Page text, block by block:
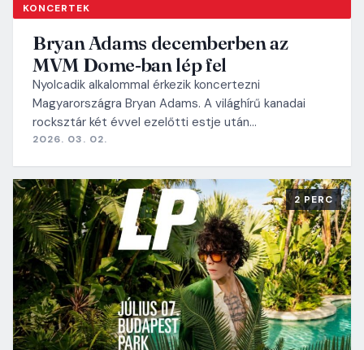
KONCERTEK
Bryan Adams decemberben az
MVM Dome-ban lép fel
Nyolcadik alkalommal érkezik koncertezni
Magyarországra Bryan Adams. A világhírű kanadai
rocksztár két évvel ezelőtti estje után…
2026. 03. 02.
2 PERC